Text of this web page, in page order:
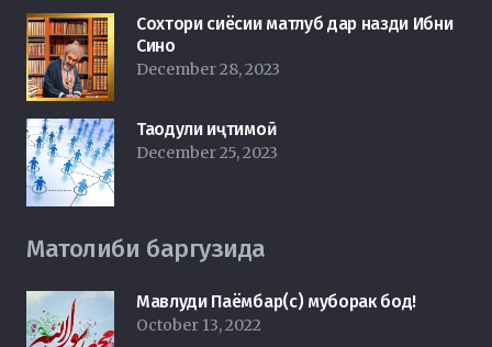
Сохтори сиёсии матлуб дар назди Ибни
Сино
December 28, 2023
Таодули иҷтимоӣ
December 25, 2023
Матолиби баргузида
Мавлуди Паёмбар(с) муборак бод!
October 13, 2022